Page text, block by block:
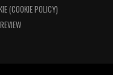
(COOKIE POLICY)